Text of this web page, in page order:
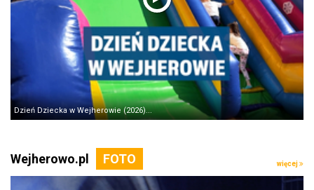
Dzień Dziecka w Wejherowie (2026)...
Wejherowo.pl więcej